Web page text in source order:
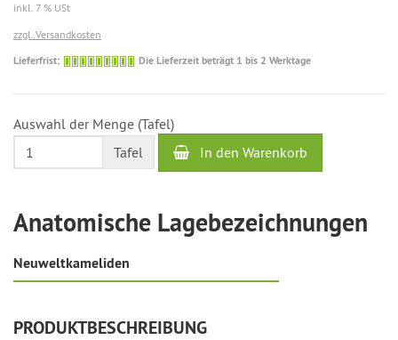
inkl. 7 % USt
zzgl. Versandkosten
Lieferfrist:
Die
bis
2
Werktage
Die Lieferzeit beträgt 1 bis 2 Werktage
Auswahl der Menge (Tafel)
Tafel
In den Warenkorb
Anatomische Lagebezeichnungen
Neuweltkameliden
PRODUKTBESCHREIBUNG